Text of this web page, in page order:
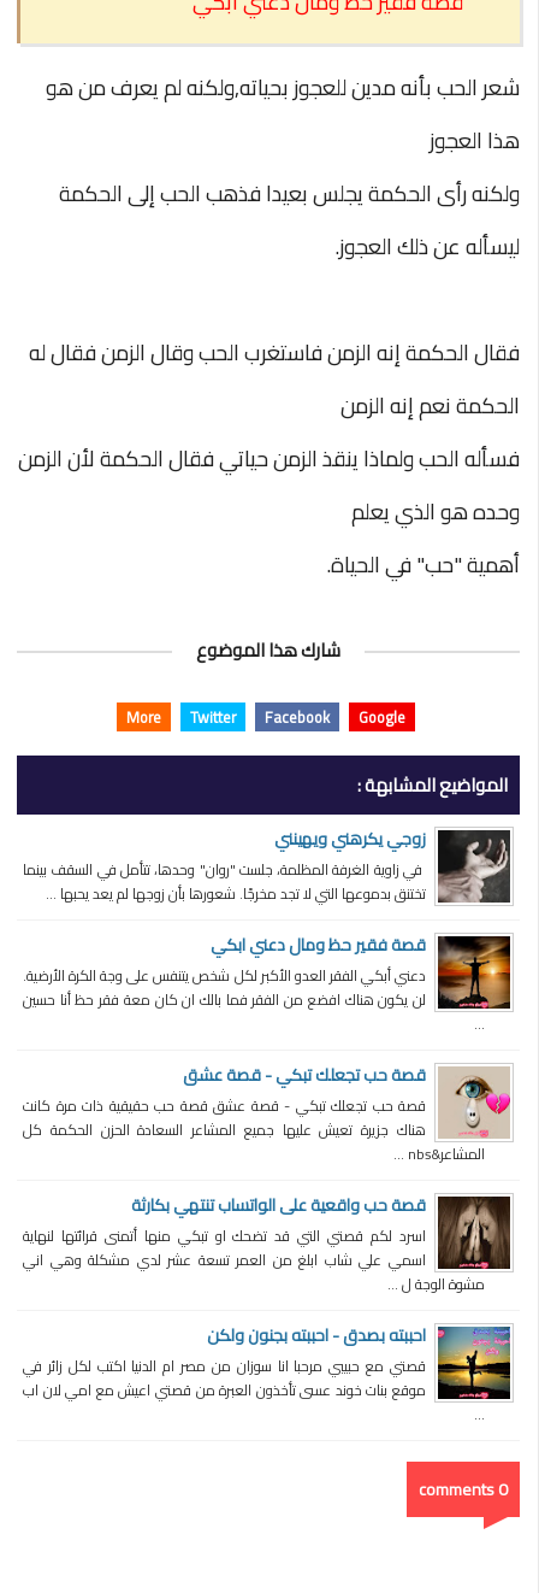
شعر الحب بأنه مدين للعجوز بحياته,ولكنه لم يعرف من هو
هذا العجوز
ولكنه رأىالحكمة يجلس بعيدا فذهب الحب إلى الحكمة
ليسأله عن ذلك العجوز.
فقال الحكمةإنه الزمن فاستغرب الحب وقال الزمن فقال له
الحكمة نعم إنه الزمن
فسأله الحب ولماذا ينقذ الزمن حياتي فقال الحكمةلأن الزمن
وحده هو الذي يعلم
أهمية "حب"في الحياة.
شارك هذا الموضوع
Google
Facebook
Twitter
More
المواضيع المشابهة :
زوجي يكرهني ويهينني
في زاوية الغرفة المظلمة، جلست "روان" وحدها، تتأمل في السقف بينما
تختنق بدموعها التي لا تجد مخرجًا. شعورها بأن زوجها لم يعد يحبها ...
قصة فقير حظ ومال دعني ابكي
دعني أبكي الفقر العدو الأكبر لكل شخص يتنفس على وجة الكرة الأرضية.
لن يكون هناك افضع من الفقر فما بالك ان كان معة فقر حظ أنا حسين
...
قصة حب تجعلك تبكي - قصة عشق
قصة حب تجعلك تبكي - قصة عشق قصة حب حقيقية ذات مرة كانت
هناك جزيرة تعيش عليها جميع المشاعر السعادة الحزن الحكمة كل
المشاعر&nbs ...
قصة حب واقعية على الواتساب تنتهي بكارثة
اسرد لكم قصتي التي قد تضحك او تبكي منها أتمنى قرائتها لنهاية
اسمي علي شاب ابلغ من العمر تسعة عشر لدي مشكلة وهي اني
مشوة الوجة ل ...
احببته بصدق - احببته بجنون ولكن
قصتي مع حبيبي مرحبا انا سوزان من مصر ام الدنيا اكتب لكل زائر في
موقع بنات خوند عسى تأخذون العبرة من قصتي اعيش مع امي لان اب
...
0 comments